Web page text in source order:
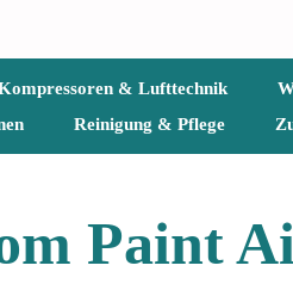
& Lufttechnik
Reinigung & Pflege
Paint